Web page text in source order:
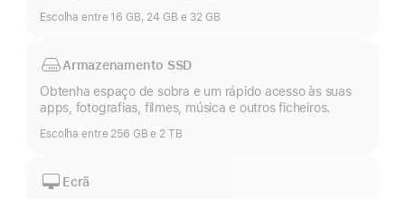
Escolha entre 16 GB, 24 GB e 32 GB
Armazenamento SSD
Obtenha espaço de sobra e um rápido acesso às suas
apps, fotografias, filmes, música e outros ficheiros.
Escolha entre 256 GB e 2 TB
Ecrã